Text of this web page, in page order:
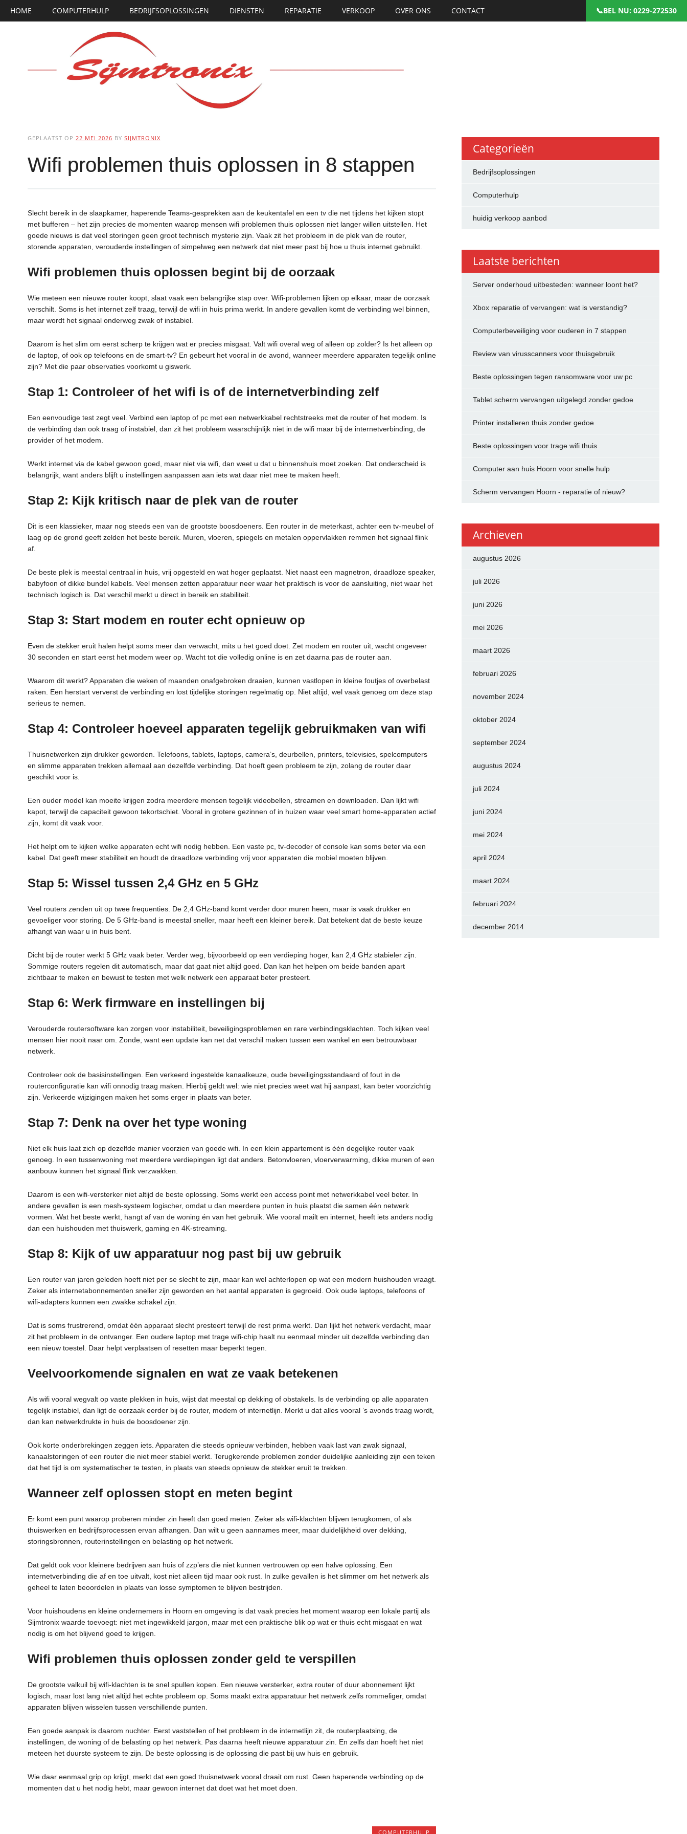
Hoofdmenu
HOME COMPUTERHULP BEDRIJFSOPLOSSINGEN DIENSTEN REPARATIE VERKOOP OVER ONS CONTACT : 0229-272530
GEPLAATST OP 22 MEI 2026 BY SIJMTRONIX
Wifi problemen thuis oplossen in 8 stappen
Slecht bereik in de slaapkamer, haperende Teams-gesprekken aan de keukentafel en een tv die net tijdens het kijken stopt
met bufferen – het zijn precies de momenten waarop mensen wifi problemen thuis oplossen niet langer willen uitstellen. Het
goede nieuws is dat veel storingen geen groot technisch mysterie zijn. Vaak zit het probleem in de plek van de router,
storende apparaten, verouderde instellingen of simpelweg een netwerk dat niet meer past bij hoe u thuis internet gebruikt.
Wifi problemen thuis oplossen begint bij de oorzaak
Wie meteen een nieuwe router koopt, slaat vaak een belangrijke stap over. Wifi-problemen lijken op elkaar, maar de oorzaak
verschilt. Soms is het internet zelf traag, terwijl de wifi in huis prima werkt. In andere gevallen komt de verbinding wel binnen,
maar wordt het signaal onderweg zwak of instabiel.
Daarom is het slim om eerst scherp te krijgen wat er precies misgaat. Valt wifi overal weg of alleen op zolder? Is het alleen op
de laptop, of ook op telefoons en de smart-tv? En gebeurt het vooral in de avond, wanneer meerdere apparaten tegelijk online
zijn? Met die paar observaties voorkomt u giswerk.
Stap 1: Controleer of het wifi is of de internetverbinding zelf
Een eenvoudige test zegt veel. Verbind een laptop of pc met een netwerkkabel rechtstreeks met de router of het modem. Is
de verbinding dan ook traag of instabiel, dan zit het probleem waarschijnlijk niet in de wifi maar bij de internetverbinding, de
provider of het modem.
Werkt internet via de kabel gewoon goed, maar niet via wifi, dan weet u dat u binnenshuis moet zoeken. Dat onderscheid is
belangrijk, want anders blijft u instellingen aanpassen aan iets wat daar niet mee te maken heeft.
Stap 2: Kijk kritisch naar de plek van de router
Dit is een klassieker, maar nog steeds een van de grootste boosdoeners. Een router in de meterkast, achter een tv-meubel of
laag op de grond geeft zelden het beste bereik. Muren, vloeren, spiegels en metalen oppervlakken remmen het signaal flink
af.
De beste plek is meestal centraal in huis, vrij opgesteld en wat hoger geplaatst. Niet naast een magnetron, draadloze speaker,
babyfoon of dikke bundel kabels. Veel mensen zetten apparatuur neer waar het praktisch is voor de aansluiting, niet waar het
technisch logisch is. Dat verschil merkt u direct in bereik en stabiliteit.
Stap 3: Start modem en router echt opnieuw op
Even de stekker eruit halen helpt soms meer dan verwacht, mits u het goed doet. Zet modem en router uit, wacht ongeveer
30 seconden en start eerst het modem weer op. Wacht tot die volledig online is en zet daarna pas de router aan.
Waarom dit werkt? Apparaten die weken of maanden onafgebroken draaien, kunnen vastlopen in kleine foutjes of overbelast
raken. Een herstart ververst de verbinding en lost tijdelijke storingen regelmatig op. Niet altijd, wel vaak genoeg om deze stap
serieus te nemen.
Stap 4: Controleer hoeveel apparaten tegelijk gebruikmaken van wifi
Thuisnetwerken zijn drukker geworden. Telefoons, tablets, laptops, camera’s, deurbellen, printers, televisies, spelcomputers
en slimme apparaten trekken allemaal aan dezelfde verbinding. Dat hoeft geen probleem te zijn, zolang de router daar
geschikt voor is.
Een ouder model kan moeite krijgen zodra meerdere mensen tegelijk videobellen, streamen en downloaden. Dan lijkt wifi
kapot, terwijl de capaciteit gewoon tekortschiet. Vooral in grotere gezinnen of in huizen waar veel smart home-apparaten actief
zijn, komt dit vaak voor.
Het helpt om te kijken welke apparaten echt wifi nodig hebben. Een vaste pc, tv-decoder of console kan soms beter via een
kabel. Dat geeft meer stabiliteit en houdt de draadloze verbinding vrij voor apparaten die mobiel moeten blijven.
Stap 5: Wissel tussen 2,4 GHz en 5 GHz
Veel routers zenden uit op twee frequenties. De 2,4 GHz-band komt verder door muren heen, maar is vaak drukker en
gevoeliger voor storing. De 5 GHz-band is meestal sneller, maar heeft een kleiner bereik. Dat betekent dat de beste keuze
afhangt van waar u in huis bent.
Dicht bij de router werkt 5 GHz vaak beter. Verder weg, bijvoorbeeld op een verdieping hoger, kan 2,4 GHz stabieler zijn.
Sommige routers regelen dit automatisch, maar dat gaat niet altijd goed. Dan kan het helpen om beide banden apart
zichtbaar te maken en bewust te testen met welk netwerk een apparaat beter presteert.
Stap 6: Werk firmware en instellingen bij
Verouderde routersoftware kan zorgen voor instabiliteit, beveiligingsproblemen en rare verbindingsklachten. Toch kijken veel
mensen hier nooit naar om. Zonde, want een update kan net dat verschil maken tussen een wankel en een betrouwbaar
netwerk.
Controleer ook de basisinstellingen. Een verkeerd ingestelde kanaalkeuze, oude beveiligingsstandaard of fout in de
routerconfiguratie kan wifi onnodig traag maken. Hierbij geldt wel: wie niet precies weet wat hij aanpast, kan beter voorzichtig
zijn. Verkeerde wijzigingen maken het soms erger in plaats van beter.
Stap 7: Denk na over het type woning
Niet elk huis laat zich op dezelfde manier voorzien van goede wifi. In een klein appartement is één degelijke router vaak
genoeg. In een tussenwoning met meerdere verdiepingen ligt dat anders. Betonvloeren, vloerverwarming, dikke muren of een
aanbouw kunnen het signaal flink verzwakken.
Daarom is een wifi-versterker niet altijd de beste oplossing. Soms werkt een access point met netwerkkabel veel beter. In
andere gevallen is een mesh-systeem logischer, omdat u dan meerdere punten in huis plaatst die samen één netwerk
vormen. Wat het beste werkt, hangt af van de woning én van het gebruik. Wie vooral mailt en internet, heeft iets anders nodig
dan een huishouden met thuiswerk, gaming en 4K-streaming.
Stap 8: Kijk of uw apparatuur nog past bij uw gebruik
Een router van jaren geleden hoeft niet per se slecht te zijn, maar kan wel achterlopen op wat een modern huishouden vraagt.
Zeker als internetabonnementen sneller zijn geworden en het aantal apparaten is gegroeid. Ook oude laptops, telefoons of
wifi-adapters kunnen een zwakke schakel zijn.
Dat is soms frustrerend, omdat één apparaat slecht presteert terwijl de rest prima werkt. Dan lijkt het netwerk verdacht, maar
zit het probleem in de ontvanger. Een oudere laptop met trage wifi-chip haalt nu eenmaal minder uit dezelfde verbinding dan
een nieuw toestel. Daar helpt verplaatsen of resetten maar beperkt tegen.
Veelvoorkomende signalen en wat ze vaak betekenen
Als wifi vooral wegvalt op vaste plekken in huis, wijst dat meestal op dekking of obstakels. Is de verbinding op alle apparaten
tegelijk instabiel, dan ligt de oorzaak eerder bij de router, modem of internetlijn. Merkt u dat alles vooral ’s avonds traag wordt,
dan kan netwerkdrukte in huis de boosdoener zijn.
Ook korte onderbrekingen zeggen iets. Apparaten die steeds opnieuw verbinden, hebben vaak last van zwak signaal,
kanaalstoringen of een router die niet meer stabiel werkt. Terugkerende problemen zonder duidelijke aanleiding zijn een teken
dat het tijd is om systematischer te testen, in plaats van steeds opnieuw de stekker eruit te trekken.
Wanneer zelf oplossen stopt en meten begint
Er komt een punt waarop proberen minder zin heeft dan goed meten. Zeker als wifi-klachten blijven terugkomen, of als
thuiswerken en bedrijfsprocessen ervan afhangen. Dan wilt u geen aannames meer, maar duidelijkheid over dekking,
storingsbronnen, routerinstellingen en belasting op het netwerk.
Dat geldt ook voor kleinere bedrijven aan huis of zzp’ers die niet kunnen vertrouwen op een halve oplossing. Een
internetverbinding die af en toe uitvalt, kost niet alleen tijd maar ook rust. In zulke gevallen is het slimmer om het netwerk als
geheel te laten beoordelen in plaats van losse symptomen te blijven bestrijden.
Voor huishoudens en kleine ondernemers in Hoorn en omgeving is dat vaak precies het moment waarop een lokale partij als
Sijmtronix waarde toevoegt: niet met ingewikkeld jargon, maar met een praktische blik op wat er thuis echt misgaat en wat
nodig is om het blijvend goed te krijgen.
Wifi problemen thuis oplossen zonder geld te verspillen
De grootste valkuil bij wifi-klachten is te snel spullen kopen. Een nieuwe versterker, extra router of duur abonnement lijkt
logisch, maar lost lang niet altijd het echte probleem op. Soms maakt extra apparatuur het netwerk zelfs rommeliger, omdat
apparaten blijven wisselen tussen verschillende punten.
Een goede aanpak is daarom nuchter. Eerst vaststellen of het probleem in de internetlijn zit, de routerplaatsing, de
instellingen, de woning of de belasting op het netwerk. Pas daarna heeft nieuwe apparatuur zin. En zelfs dan hoeft het niet
meteen het duurste systeem te zijn. De beste oplossing is de oplossing die past bij uw huis en gebruik.
Wie daar eenmaal grip op krijgt, merkt dat een goed thuisnetwerk vooral draait om rust. Geen haperende verbinding op de
momenten dat u het nodig hebt, maar gewoon internet dat doet wat het moet doen.
COMPUTERHULP
Categorieën
Bedrijfsoplossingen
Computerhulp
huidig verkoop aanbod
Laatste berichten
Server onderhoud uitbesteden: wanneer loont het?
Xbox reparatie of vervangen: wat is verstandig?
Computerbeveiliging voor ouderen in 7 stappen
Review van virusscanners voor thuisgebruik
Beste oplossingen tegen ransomware voor uw pc
Tablet scherm vervangen uitgelegd zonder gedoe
Printer installeren thuis zonder gedoe
Beste oplossingen voor trage wifi thuis
Computer aan huis Hoorn voor snelle hulp
Scherm vervangen Hoorn - reparatie of nieuw?
Archieven
augustus 2026
juli 2026
juni 2026
mei 2026
maart 2026
februari 2026
november 2024
oktober 2024
september 2024
augustus 2024
juli 2024
juni 2024
mei 2024
april 2024
maart 2024
februari 2024
december 2014